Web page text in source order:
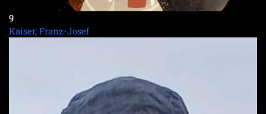
9
Kaiser, Franz-Josef